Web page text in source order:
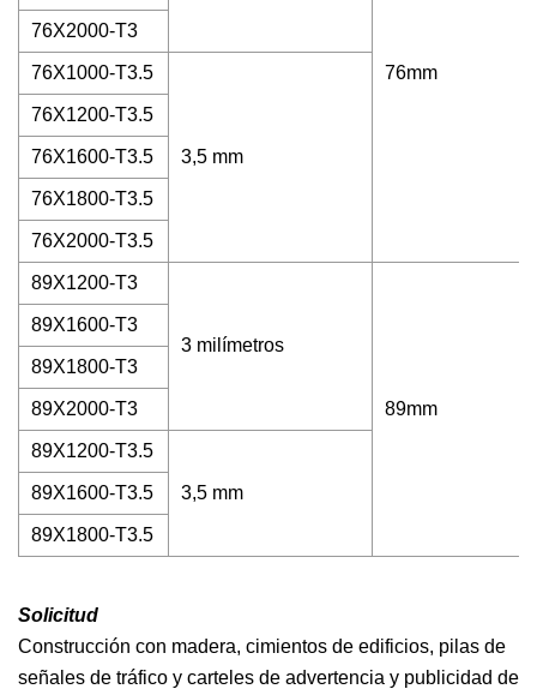
76mm
76X2000-T3
76X1000-T3.5
3,5 mm
76X1200-T3.5
76X1600-T3.5
76X1800-T3.5
76X2000-T3.5
89X1200-T3
3 milímetros
89mm
89X1600-T3
89X1800-T3
89X2000-T3
89X1200-T3.5
3,5 mm
89X1600-T3.5
89X1800-T3.5
Solicitud
Construcción con madera, cimientos de edificios, pilas de
señales de tráfico y carteles de advertencia y publicidad de